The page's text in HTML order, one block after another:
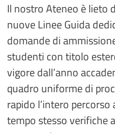
Il nostro Ateneo è lieto
nuove Linee Guida
domande di
studenti con titolo
vigore dall’anno
quadro uniforme di
rapido l’intero
tempo stesso verifiche